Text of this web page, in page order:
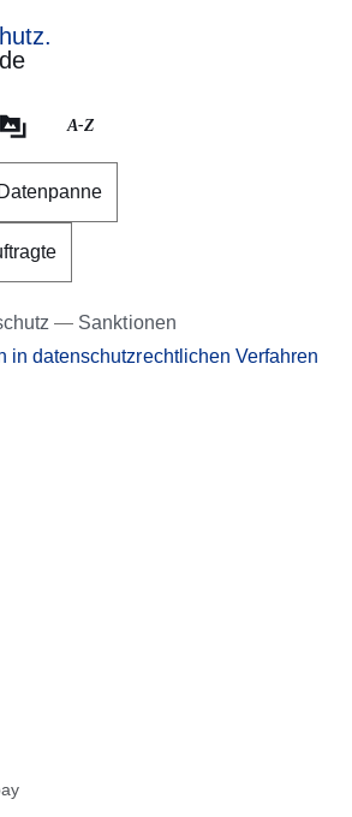
A-Z
Datenpanne
Sanktionen
in datenschutzrechtlichen Verfahren